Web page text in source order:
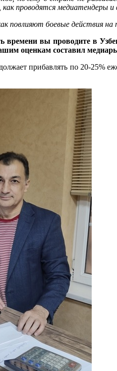
проводятся медиатендеры
повлияют боевые действия
вы проводите в
оценкам составил
прибавлять по 20-25%